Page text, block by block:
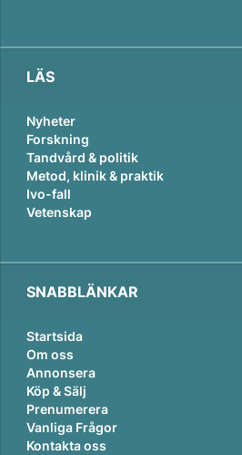
LÄS
Nyheter
Forskning
Tandvård & politik
Metod, klinik & praktik
Ivo-fall
Vetenskap
SNABBLÄNKAR
Startsida
Om oss
Annonsera
Köp & Sälj
Prenumerera
Vanliga Frågor
Kontakta oss